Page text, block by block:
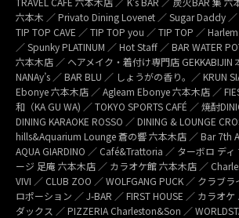
六本木 ／ Privato Dining Lovenet ／ Sugar Daddy ／
TIP TOP CAVE ／ TIP TOP you ／ TIP TOP ／
／ Spunky PLATINUM ／ Hot Staff ／ BAR WATER
六本木店 ／ ヘアメイク・着付け専門店 GEKKABIJIN
NANAy’s ／ BAR BLU ／ しょうがの香り。／ KRUN
Ebonye 六本木店 ／ Agleam Ebonye 六本木店 ／
和（KA GU WA) ／ TOKYO SPORTS CAFÉ ／ 焼酎
DINING KARAOKE ROSSO ／ DINING & LOUNGE
hills&Aquarium Lounge 蒼の響 六本木店 ／ Bar 7th
AQUA GIARDINO ／ Café&Trattoria ／ ターボロ デ
ージ 足庵 六本木店 ／ カラオケ館 六本木店 ／
VIVI ／ CLUB ZOO ／ WOLFGANG PUCK ／ クラブ
ロポーション ／ J-BAR ／ FIRST HOUSE ／ カラオ
ダックス ／ PIZZERIA Charleston&Son ／